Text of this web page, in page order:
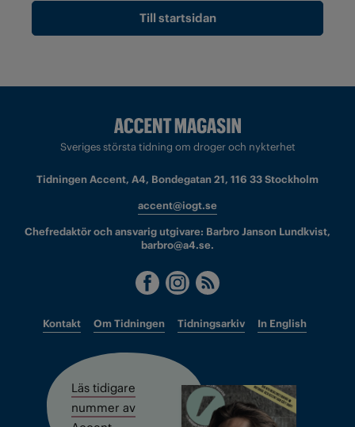
Till startsidan
Sveriges största tidning om droger och nykterhet
Tidningen Accent, A4, Bondegatan 21, 116 33 Stockholm
accent@iogt.se
Chefredaktör och ansvarig utgivare: Barbro Janson Lundkvist,
barbro@a4.se.
Kontakt Om Tidningen Tidningsarkiv In English
Läs tidigare
nummer av